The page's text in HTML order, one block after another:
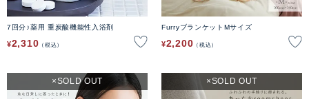
7回分♪薬用 重炭酸機能性入浴剤
¥2,310 税込
FurryブランケットMサイズ
¥2,200 税込
SOLD OUT SOLD OUT